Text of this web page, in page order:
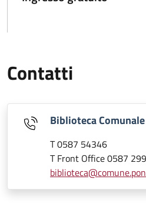
Contatti
Biblioteca
T 0587 54346
T Front Office 0587